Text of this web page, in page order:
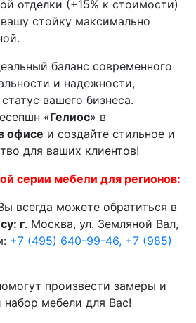
отделки (+15% к стоимости)
стойку максимально
баланс современного
и надежности,
вашего бизнеса.
«Гелиос» в
офисе и создайте стильное и
для ваших клиентов!
серии мебели для регионов:
всегда можете обратиться в
г. Москва, ул. Земляной Вал,
+7 (495) 640-99-46, +7 (985)
произвести замеры и
мебели для Вас!